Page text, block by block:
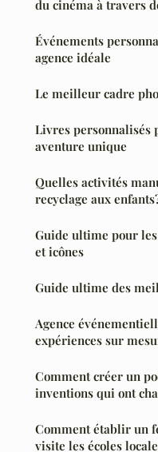
du cinéma à travers
Événements
agence idéale
Le meilleur cadre
Livres personnalisés
aventure unique
Quelles activités
recyclage aux
Guide ultime pour
et icônes
Guide ultime des
Agence
expériences sur
Comment créer un
inventions qui ont
Comment établir un
visite les écoles